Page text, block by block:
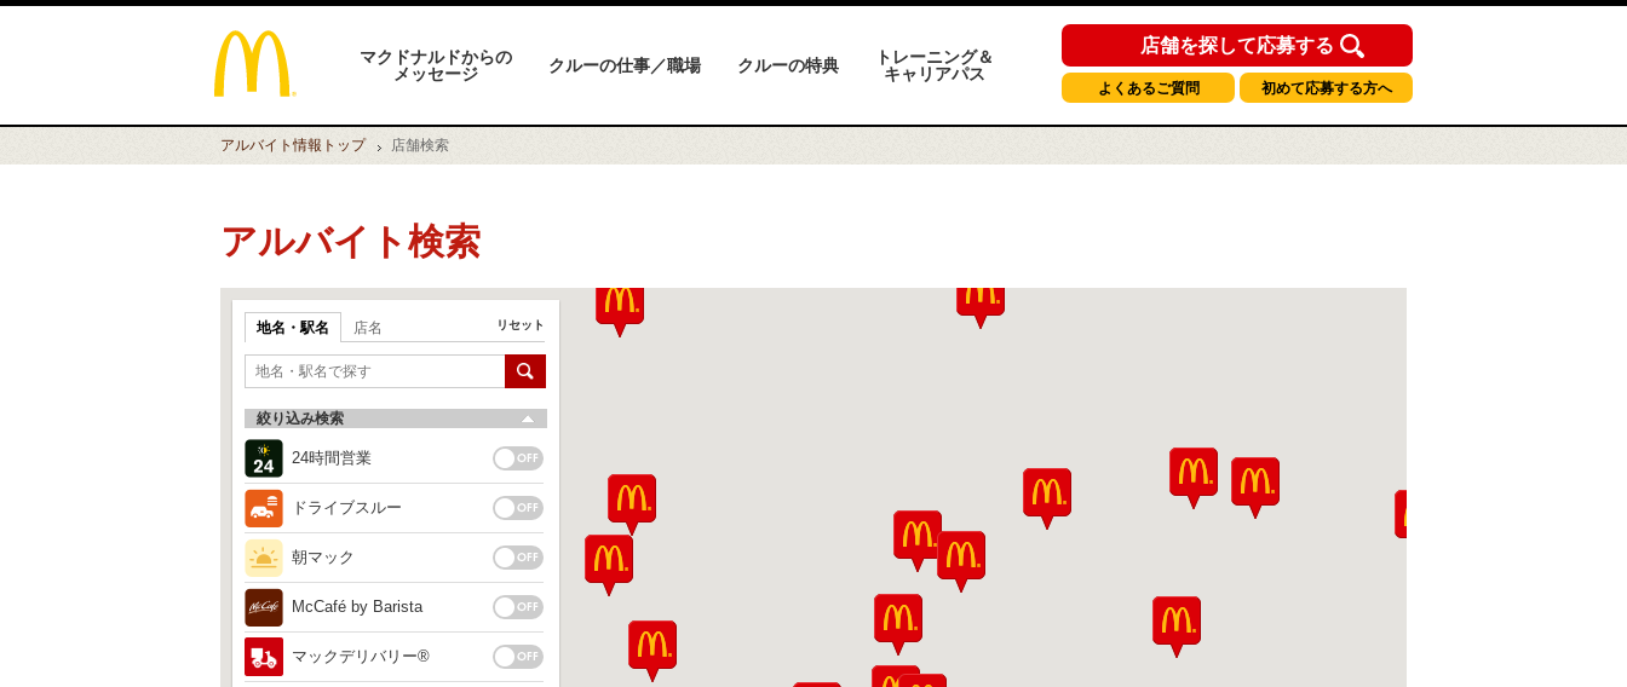
マクドナルドからの
メッセージ
クルーの仕事／職場 クルーの特典
トレーニング＆
キャリアパス
店舗を探して応募する
よくあるご質問 初めて応募する方へ
アルバイト情報 トップ 店舗検索
アルバイト検索
地名・駅名 店名 リセット
絞り込み検索
24時間営業
ドライブスルー
朝マック
McCafé by Barista
マックデリバリー®︎